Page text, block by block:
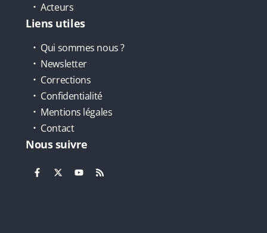
Acteurs
Liens utiles
Qui sommes nous ?
Newsletter
Corrections
Confidentialité
Mentions légales
Contact
Nous suivre